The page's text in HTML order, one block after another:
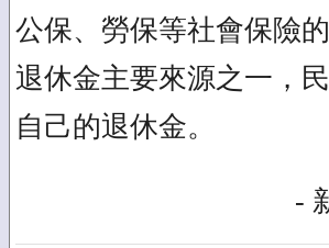
公保、勞保等社會保險
退休金主要來源之一，
自己的退休金。
-